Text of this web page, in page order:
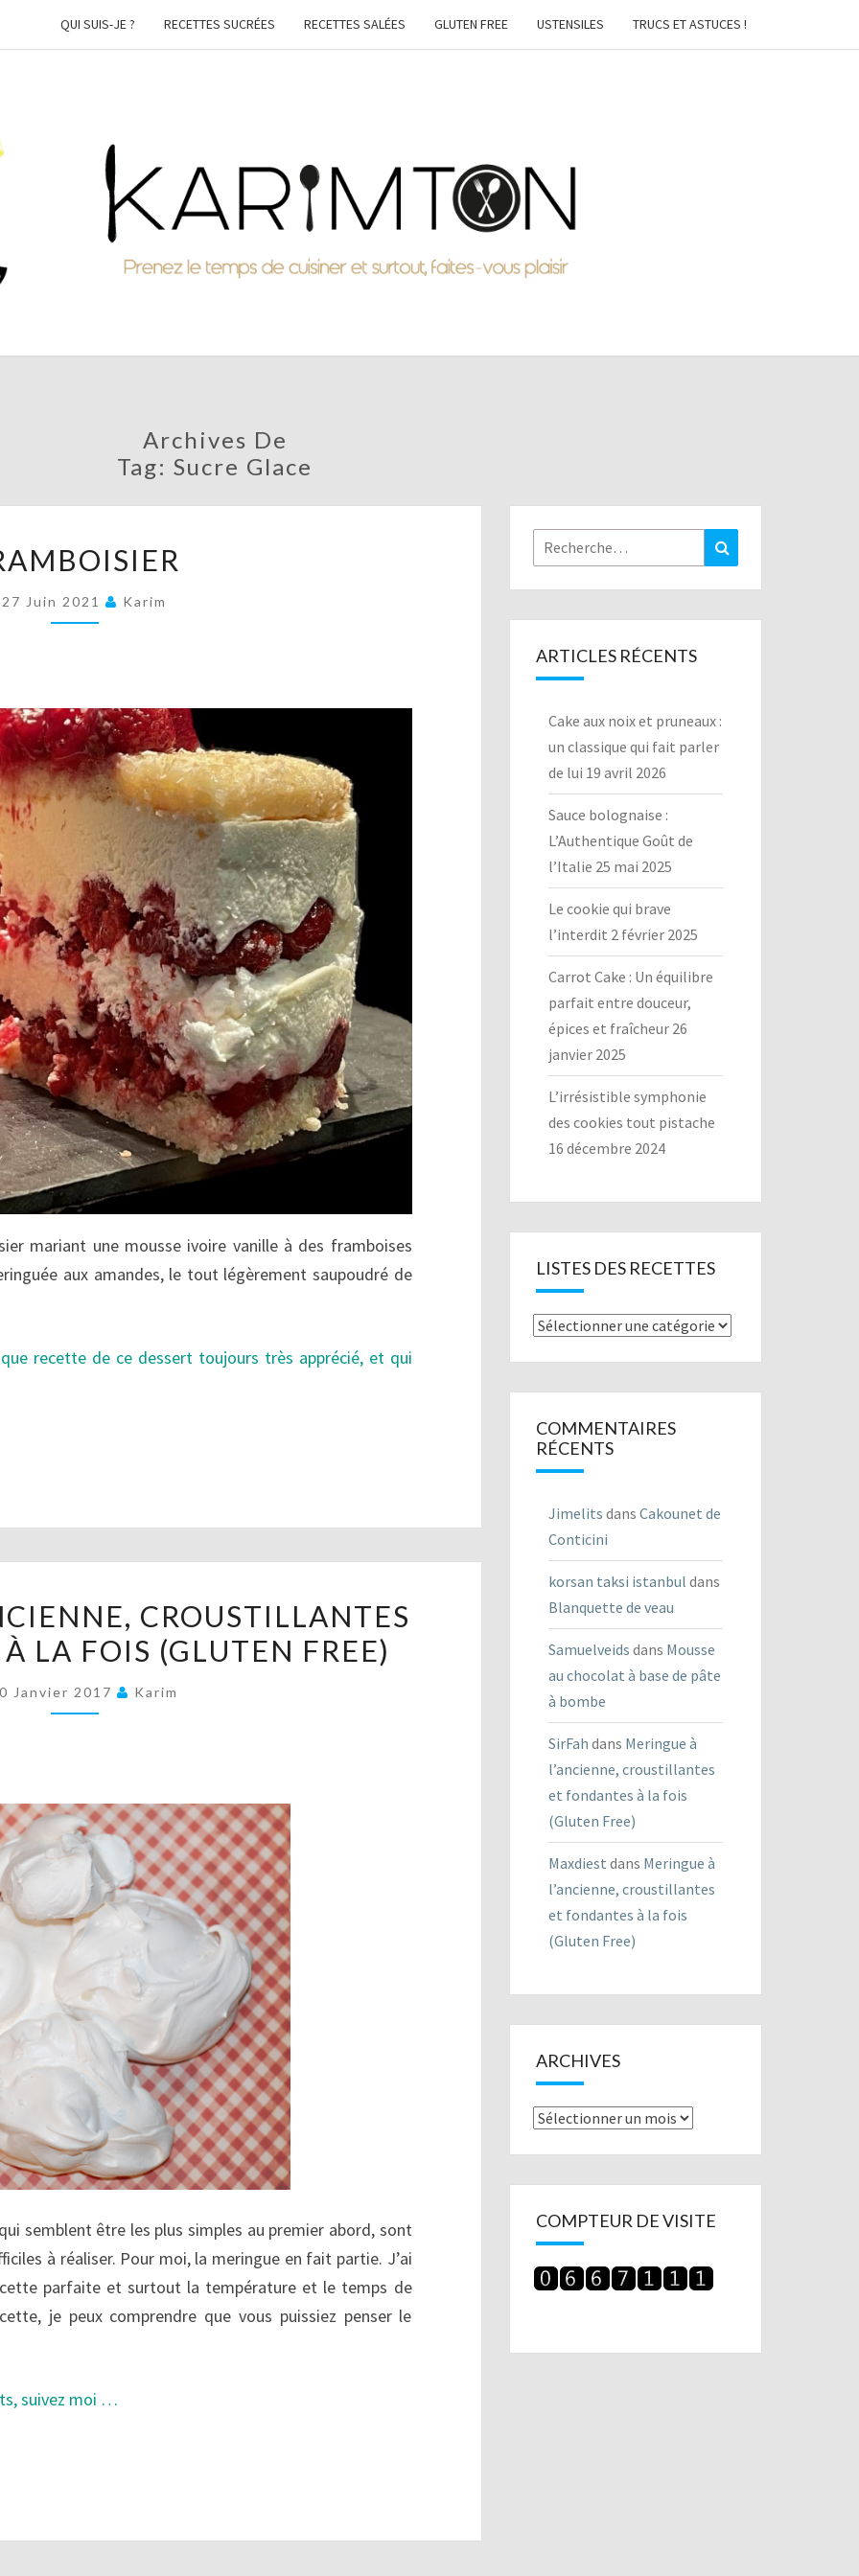
QUI SUIS-JE ? RECETTES SUCRÉES RECETTES SALÉES GLUTEN FREE USTENSILES TRUCS ET ASTUCES !
KARIMTON
Prenez
Le
Temps
De
Faites-
Archives De
Tag: Sucre Glace
27 Juin 2021 Karim
mariant une mousse ivoire vanille à des framboises
aux amandes, le tout légèrement saupoudré de
recette de ce dessert toujours très apprécié, et qui
À
L’ANCIENNE,
ET
FOIS
(GLUTEN
FREE)
CROUSTILLANTES
LA FOIS (GLUTEN FREE)
Janvier 2017 Karim
semblent être les plus simples au premier abord, sont
à réaliser. Pour moi, la meringue en fait partie. J’ai
parfaite et surtout la température et le temps de
je peux comprendre que vous puissiez penser le
suivez moi …
Rechercher :
ARTICLES RÉCENTS
Cake aux noix et pruneaux :
un classique qui fait parler
de lui 19 avril 2026
Sauce bolognaise :
L’Authentique Goût de
l’Italie 25 mai 2025
Le cookie qui brave
l’interdit 2 février 2025
Carrot Cake : Un équilibre
parfait entre douceur,
épices et fraîcheur 26
janvier 2025
L’irrésistible symphonie
des cookies tout pistache
16 décembre 2024
LISTES DES RECETTES
Listes
COMMENTAIRES
RÉCENTS
Jimelits dans Cakounet de
Conticini
korsan taksi istanbul dans
Blanquette de veau
Samuelveids dans Mousse
au chocolat à base de pâte
à bombe
SirFah dans Meringue à
l’ancienne, croustillantes
et fondantes à la fois
(Gluten Free)
Maxdiest dans Meringue à
l’ancienne, croustillantes
et fondantes à la fois
(Gluten Free)
ARCHIVES
Archives
COMPTEUR DE VISITE